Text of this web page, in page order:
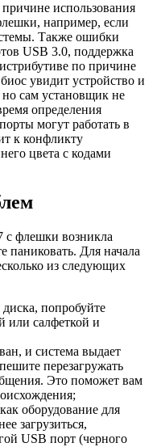
использования
например, если
Также ошибки
USB 3.0, поддержка
по причине
увидит устройство и
но сам установщик не
определения
могут работать в
к конфликту
цвета с кодами
с флешки возникла
паниковать. Для начала
из следующих
попробуйте
или салфеткой и
и система выдает
перезагружать
Это поможет вам
оборудование для
загрузиться,
USB порт (черного